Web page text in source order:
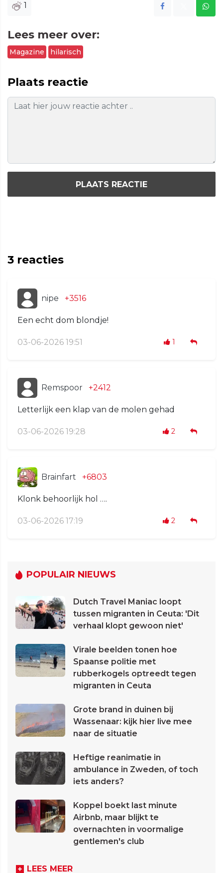
1
Lees meer over:
Magazine hilarisch
Plaats reactie
PLAATS REACTIE
3 reacties
nipe +3516
Een echt dom blondje!
03-06-2026 19:51 1
Remspoor +2412
Letterlijk een klap van de molen gehad
03-06-2026 19:28 2
Brainfart +6803
Klonk behoorlijk hol ….
03-06-2026 17:19 2
POPULAIR NIEUWS
Dutch Travel Maniac loopt
tussen migranten in Ceuta: 'Dit
verhaal klopt gewoon niet'
Virale beelden tonen hoe
Spaanse politie met
rubberkogels optreedt tegen
migranten in Ceuta
Grote brand in duinen bij
Wassenaar: kijk hier live mee
naar de situatie
Heftige reanimatie in
ambulance in Zweden, of toch
iets anders?
Koppel boekt last minute
Airbnb, maar blijkt te
overnachten in voormalige
gentlemen's club
LEES MEER